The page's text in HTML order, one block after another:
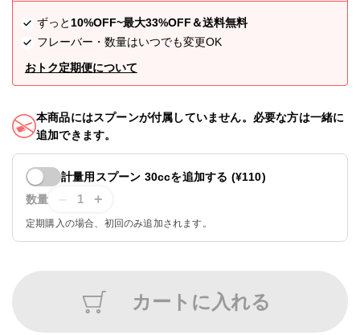
VALX GYM
各種ポリシー
プライバシーポリシー
特定商取引法に基づく表記
ふるさと納税
ずっと 10%OFF~最大33%OFF＆送料無料
フレーバー・数量はいつでも変更OK
おトク定期便について
本商品にはスプーンが付属していません。必要な方は一緒に
追加できます。
計量用スプーン 30ccを追加する (¥110)
数量
– 1 +
定期購入の場合、初回のみ追加されます。
カートに入れる